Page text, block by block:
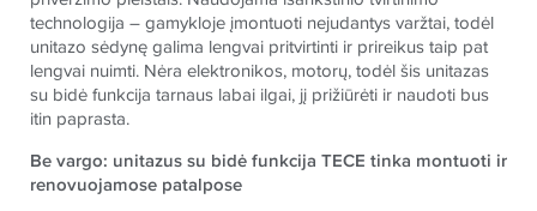
technologija – gamykloje įmontuoti nejudantys varžtai, todėl
unitazo sėdynę galima lengvai pritvirtinti ir prireikus taip pat
lengvai nuimti. Nėra elektronikos, motorų, todėl šis unitazas
su bidė funkcija tarnaus labai ilgai, jį prižiūrėti ir naudoti bus
itin paprasta.
Be vargo: unitazus su bidė funkcija TECE tinka montuoti ir
renovuojamose patalpose